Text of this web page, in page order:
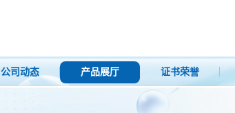
公司动态 产品展厅 证书荣誉